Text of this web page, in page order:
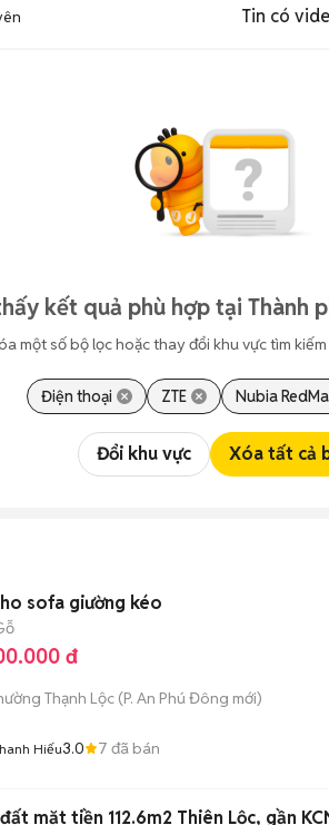
Tin có
kết quả phù hợp tại Thành
một số bộ lọc hoặc thay đổi khu vực tìm
Điện thoại ZTE Nubia
Đổi khu vực Xóa tất cả
sofa giường kéo
đ
Thạnh Lộc (P. An Phú Đông mới)
Hiếu3.0 7 đã bán
mặt tiền 112.6m2 Thiên Lộc, gần